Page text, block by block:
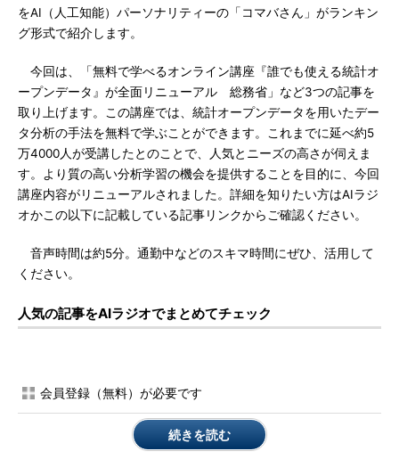
をAI（人工知能）パーソナリティーの「コマバさん」がランキン
グ形式で紹介します。
今回は、「無料で学べるオンライン講座『誰でも使える統計オ
ープンデータ』が全面リニューアル 総務省」など3つの記事を
取り上げます。この講座では、統計オープンデータを用いたデー
タ分析の手法を無料で学ぶことができます。これまでに延べ約5
万4000人が受講したとのことで、人気とニーズの高さが伺えま
す。より質の高い分析学習の機会を提供することを目的に、今回
講座内容がリニューアルされました。詳細を知りたい方はAIラジ
オかこの以下に記載している記事リンクからご確認ください。
音声時間は約5分。通勤中などのスキマ時間にぜひ、活用して
ください。
人気の記事をAIラジオでまとめてチェック
会員登録（無料）が必要です
続きを読む